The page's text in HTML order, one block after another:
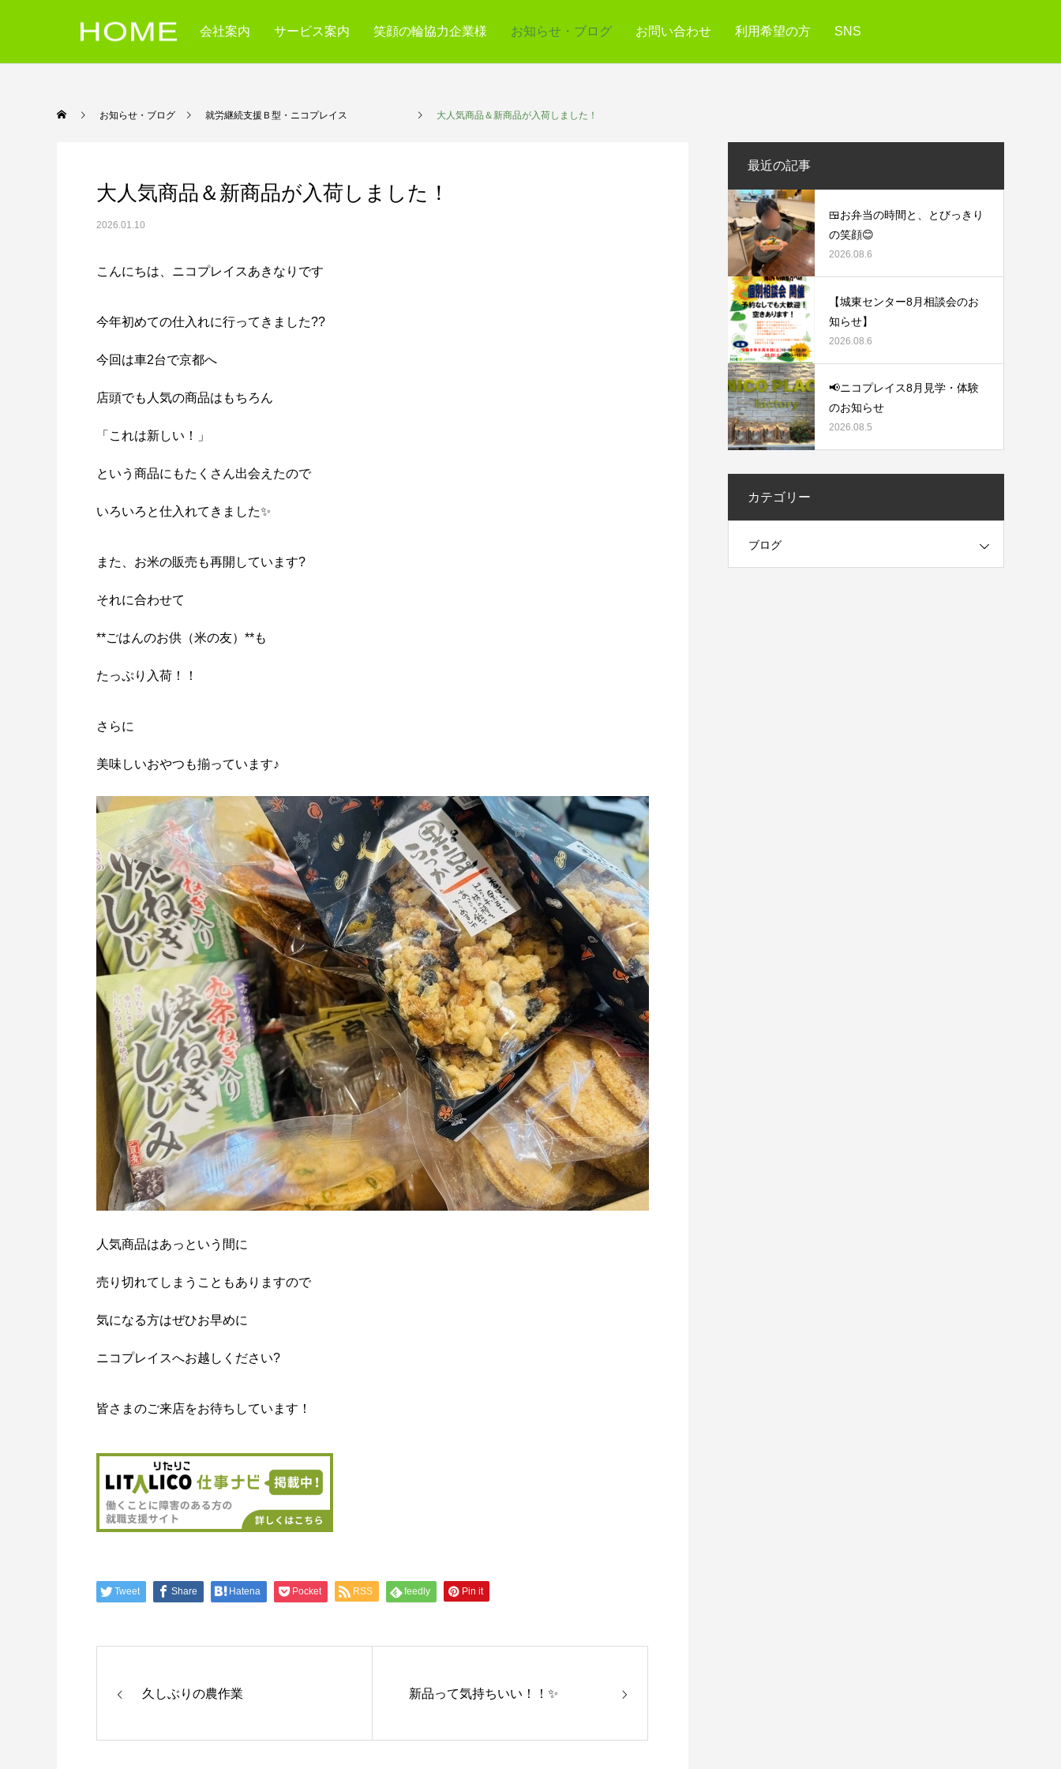
会社案内 サービス案内 笑顔の輪協力企業様 お知らせ・ブログ お問い合わせ 利用希望の方 SNS
お知らせ・ブログ 就労継続支援Ｂ型・ニコプレイス 大人気商品＆新商品が入荷しました！
大人気商品＆新商品が入荷しました！
2026.01.10
こんにちは、ニコプレイスあきなりです
今年初めての仕入れに行ってきました??
今回は車2台で京都へ
店頭でも人気の商品はもちろん
「これは新しい！」
という商品にもたくさん出会えたので
いろいろと仕入れてきました✨
また、お米の販売も再開しています?
それに合わせて
**ごはんのお供（米の友）**も
たっぷり入荷！！
さらに
美味しいおやつも揃っています♪
人気商品はあっという間に
売り切れてしまうこともありますので
気になる方はぜひお早めに
ニコプレイスへお越しください?
皆さまのご来店をお待ちしています！
Tweet Share Hatena Pocket RSS feedly Pin it
久しぶりの農作業 新品って気持ちいい！！✨
最近の記事
🍱お弁当の時間と、とびっきり
の笑顔😊
2026.08.6
【城東センター8月相談会のお
知らせ】
2026.08.6
📢ニコプレイス8月見学・体験
のお知らせ
2026.08.5
カテゴリー
ブログ